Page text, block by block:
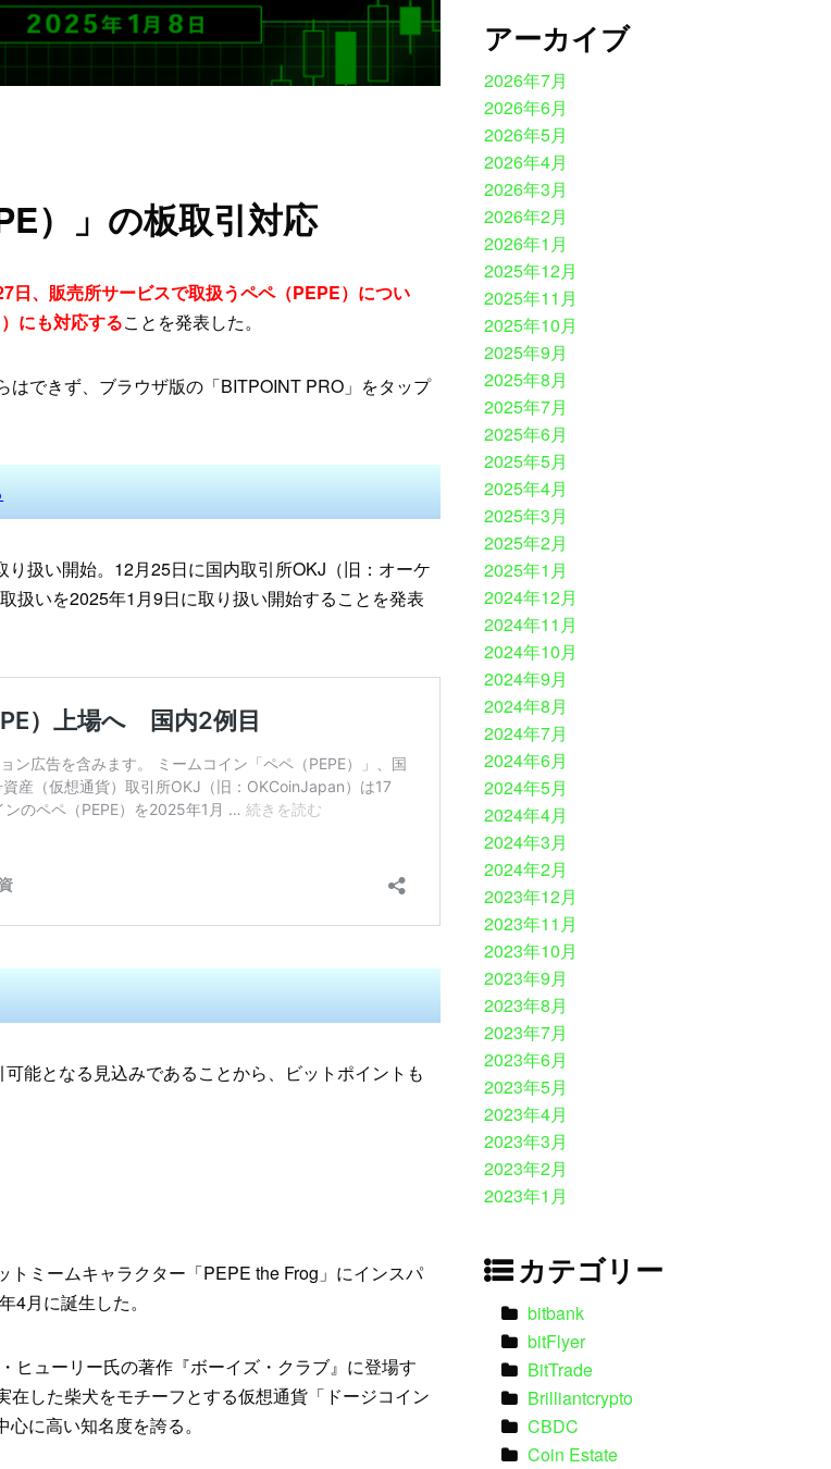
）」の板取引対応
日、販売所サービスで取扱うペペ（PEPE）につい
にも対応することを発表した。
できず、ブラウザ版の「BITPOINT PRO」をタップ
扱い開始。12月25日に国内取引所OKJ（旧：オーケ
扱いを2025年1月9日に取り扱い開始することを発表
能となる見込みであることから、ビットポイントも
ミームキャラクター「PEPE the Frog」にインスパ
4月に誕生した。
ヒューリー氏の著作『ボーイズ・クラブ』に登場す
した柴犬をモチーフとする仮想通貨「ドージコイン
に高い知名度を誇る。
アーカイブ
2026年7月
2026年6月
2026年5月
2026年4月
2026年3月
2026年2月
2026年1月
2025年12月
2025年11月
2025年10月
2025年9月
2025年8月
2025年7月
2025年6月
2025年5月
2025年4月
2025年3月
2025年2月
2025年1月
2024年12月
2024年11月
2024年10月
2024年9月
2024年8月
2024年7月
2024年6月
2024年5月
2024年4月
2024年3月
2024年2月
2023年12月
2023年11月
2023年10月
2023年9月
2023年8月
2023年7月
2023年6月
2023年5月
2023年4月
2023年3月
2023年2月
2023年1月
カテゴリー
bitbank
bitFlyer
BitTrade
Brilliantcrypto
CBDC
Coin Estate